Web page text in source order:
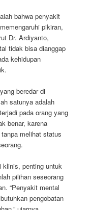
bahwa penyakit
pikiran,
Dr. Ardiyanto,
tidak bisa dianggap
kehidupan
beredar di
satunya adalah
pada orang yang
benar, karena
melihat status
klinis, penting untuk
pilihan seseorang
“Penyakit mental
pengobatan